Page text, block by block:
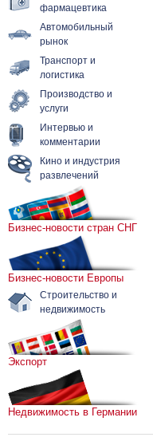
фармацевтика
Автомобильный
рынок
Транспорт и
логистика
Производство и
услуги
Интервью и
комментарии
Кино и индустрия
развлечений
Бизнес-новости стран СНГ
Бизнес-новости Европы
Строительство и
недвижимость
Экспорт
Недвижимость в Германии